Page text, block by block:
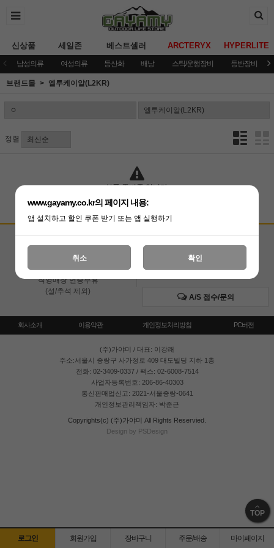
신상품 세일존 베스트셀러 ARCTERYX HYPERLITE
남성의류 여성의류 등산화 배낭 스틱/운행장비 등반장비
브랜드몰 엘투케이알(L2KR)
정렬
상품 준비중 입니다.
고객상담센터
온라인 : 02-3409-0337
직영매장 : 02-3409-0339
직영매장 연중무휴
(설/추석 제외)
입금계좌안내
국민은행 051001-04-100255
A/S 접수/문의
회사소개 이용약관 개인정보처리방침 PC버전
(주)가야미 / 대표: 이강래
주소:서울시 중랑구 사가정로 409 대도빌딩 지하 1층
전화: 02-3409-0337 / 팩스: 02-6008-7514
사업자등록번호: 206-86-40303
통신판매업신고: 2021-서울중랑-0641
개인정보관리책임자: 박준근
Copyrights(c) (주)가야미 All Rights Reservied.
Design by PSDesign
TOP
로그인 회원가입 장바구니 주문/배송 마이페이지
www.gayamy.co.kr의 페이지 내용:
앱 설치하고 할인 쿠폰 받기 또는 앱 실행하기
취소 확인